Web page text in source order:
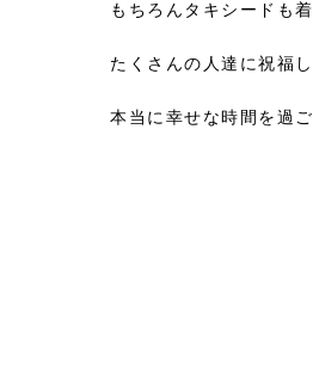
もちろんタキシードも
たくさんの人達に祝福
本当に幸せな時間を過